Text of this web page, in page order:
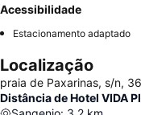
Acessibilidade
Estacionamento adaptado
Localização
praia de Paxarinas, s/n,
Distância de Hotel VIDA